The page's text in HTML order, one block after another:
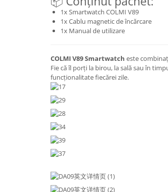
1x Smartwatch COLMI V89
1x Cablu magnetic de încărcare
1x Manual de utilizare
COLMI V89 Smartwatch este
Fie că îl porți la birou, la sală sau în
funcționalitate fiecărei zile.